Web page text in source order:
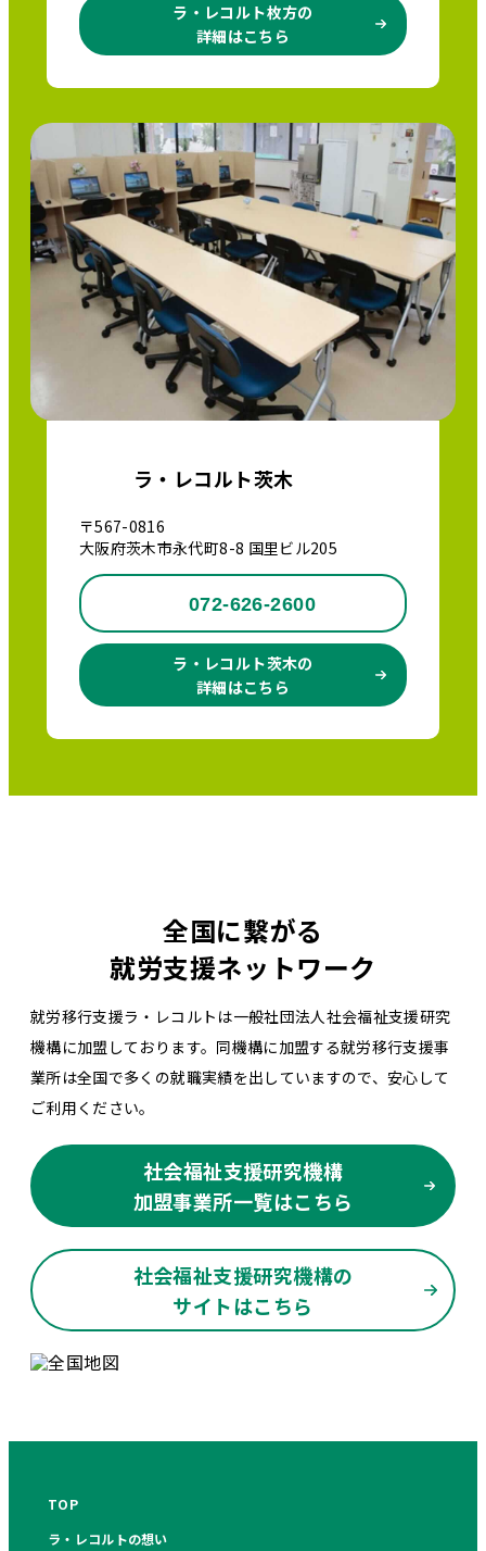
ラ・レコルト枚方の
詳細はこちら
ラ・レコルト茨木
〒567-0816
大阪府茨木市永代町8-8 国里ビル205
072-626-2600
ラ・レコルト茨木の
詳細はこちら
全国に繋がる
就労支援ネットワーク
就労移行支援ラ・レコルトは一般社団法人社会福祉支援研究
機構に加盟しております。同機構に加盟する就労移行支援事
業所は全国で多くの就職実績を出していますので、安心して
ご利用ください。
社会福祉支援研究機構
加盟事業所一覧はこちら
社会福祉支援研究機構の
サイトはこちら
TOP
ラ・レコルトの想い